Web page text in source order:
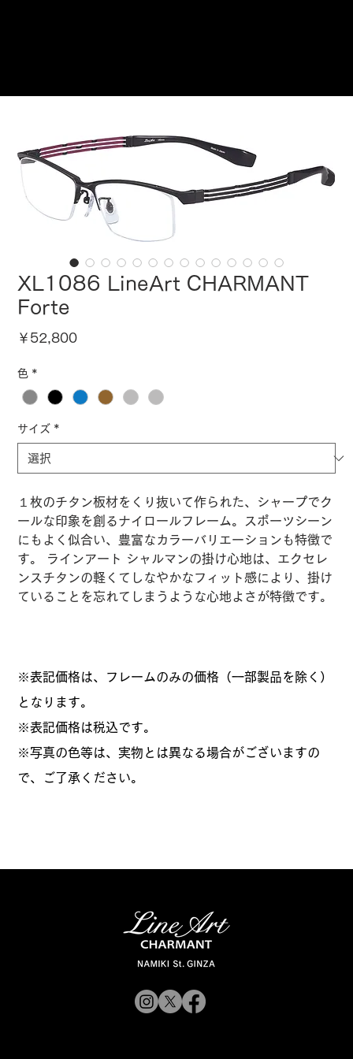
XL1086 LineArt CHARMANT
Forte
￥52,800価
色 *
サイズ *
１枚のチタン板材をくり抜いて作られた、シャープでク
ールな印象を創るナイロールフレーム。スポーツシーン
にもよく似合い、豊富なカラーバリエーションも特徴で
す。 ラインアート シャルマンの掛け心地は、エクセレ
ンスチタンの軽くてしなやかなフィット感により、掛け
ていることを忘れてしまうような心地よさが特徴です。
※表記価格は、フレームのみの価格（一部製品を除く）
となります。
​※表記価格は税込です。
※写真の色等は、実物とは異なる場合がございますの
で、ご了承ください。